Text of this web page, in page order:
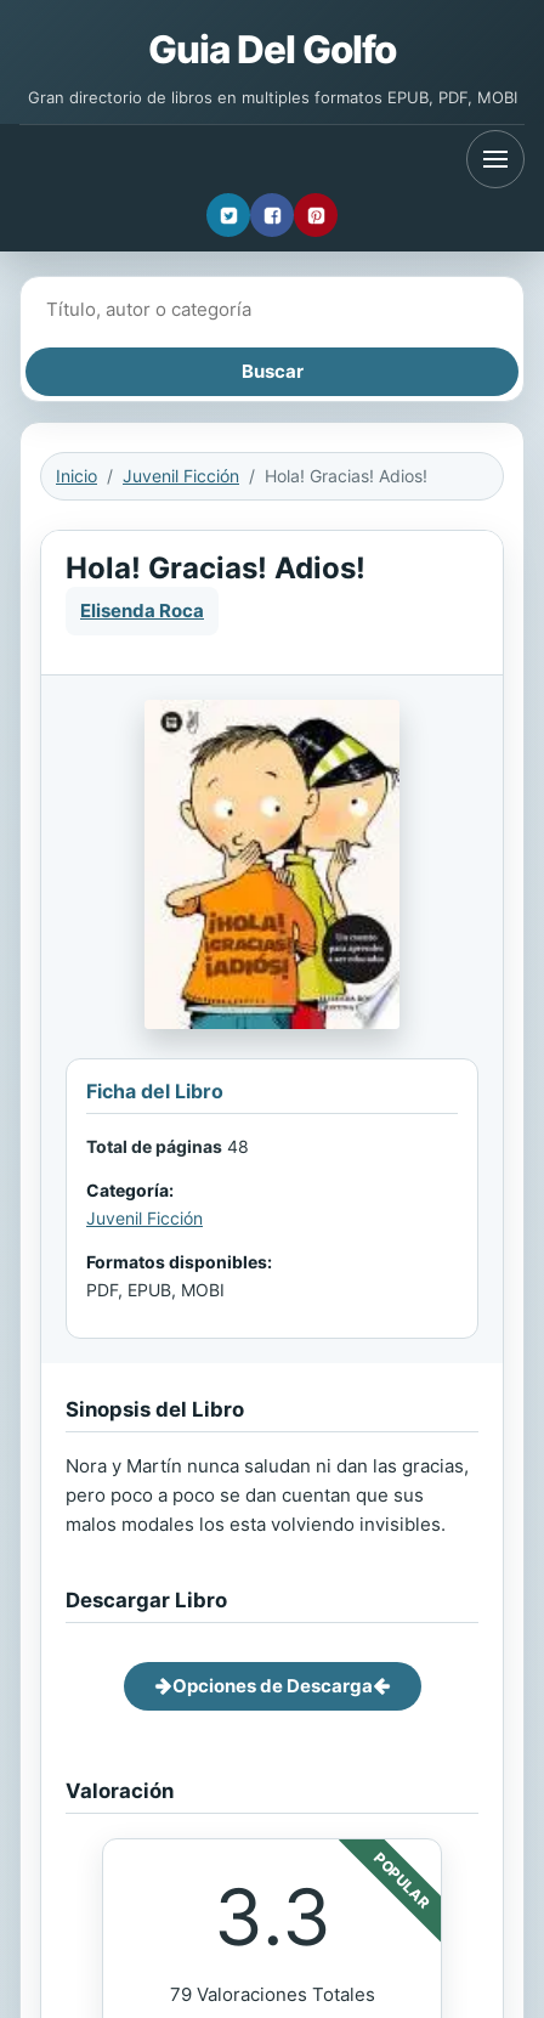
Guia Del Golfo
Gran directorio de libros en multiples formatos EPUB, PDF, MOBI
Inicio Juvenil Ficción Hola! Gracias! Adios!
Hola! Gracias! Adios!
Elisenda Roca
Ficha del Libro
Total de páginas 48
Categoría:
Juvenil Ficción
Formatos disponibles:
PDF, EPUB, MOBI
Sinopsis del Libro
Nora y Martín nunca saludan ni dan las gracias,
pero poco a poco se dan cuentan que sus
malos modales los esta volviendo invisibles.
Descargar Libro
Opciones de Descarga
Valoración
POPULAR
3.3
79 Valoraciones Totales